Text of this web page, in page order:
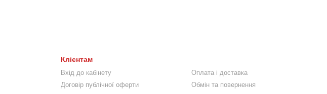
Клієнтам
Вхід до кабінету
Договір публічної оферти
Оплата і доставка
Обмін та повернення